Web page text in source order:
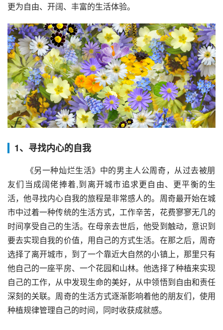
更为自由、开阔、丰富的生活体验。
1、寻找内心的自我
友们当成阔佬捧着,到离开城市追求更自由、更平衡的生
活，他寻找内心自我的旅程是非常感人的。周奇最开始在城
市中过着一种传统的生活方式，工作辛苦，花费寥寥无几的
时间享受自己的生活。在母亲去世后，他受到触动，意识到
要去实现自我的价值，用自己的方式生活。在那之后，周奇
选择了离开城市，到了一个靠近大自然的小镇上，那里只有
他自己的一座平房、一个花园和山林。他选择了种植来实现
自己的工作，从中发现生命的美好，从中领悟到自由和责任
深刻的关联。周奇的生活方式逐渐影响着他的朋友们，使用
种植规律管理自己的时间，同时收获成就感。